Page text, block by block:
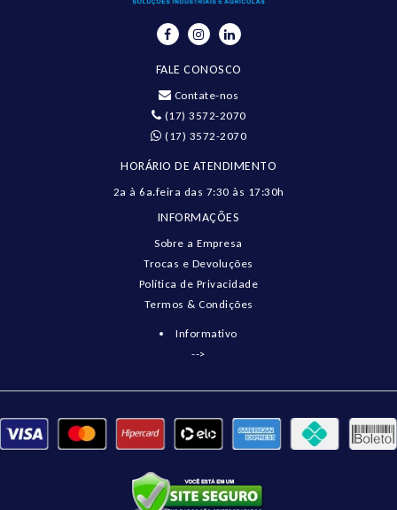
FALE CONOSCO
Contate-nos
(17) 3572-2070
(17) 3572-2070
HORÁRIO DE ATENDIMENTO
2a à 6a.feira das 7:30 às 17:30h
INFORMAÇÕES
Sobre a Empresa
Trocas e Devoluções
Política de Privacidade
Termos & Condições
Informativo
-->